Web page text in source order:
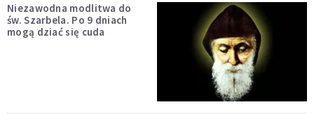
Niezawodna modlitwa do
św. Szarbela. Po 9 dniach
mogą dziać się cuda